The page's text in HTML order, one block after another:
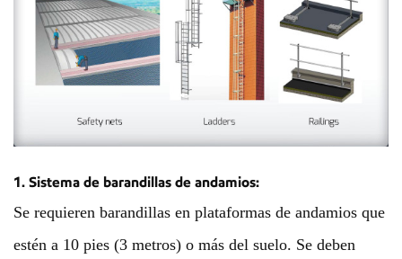
1. Sistema de barandillas de andamios:
Se requieren barandillas en plataformas de andamios que
estén a 10 pies (3 metros) o más del suelo. Se deben